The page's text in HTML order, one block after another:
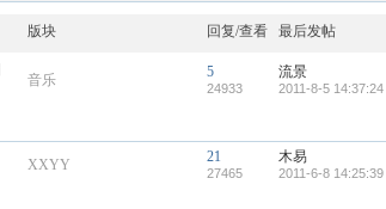
版块 回复/查看 最后发帖
音乐 5
24933
流景
2011-8-5 14:37:24
XXYY 21
27465
木易
2011-6-8 14:25:39